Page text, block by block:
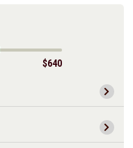
$640